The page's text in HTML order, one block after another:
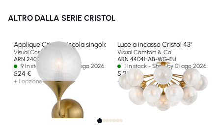
ALTRO DALLA SERIE CRISTOL
Applique Cristol piccola singola
Visual Comfort & Co
ARN 2404HAB-WG-EU
9 In stock - Ships by 01 ago 2026
524 €
+ 1 opzione
Luce a incasso Cristol 43"
Visual Comfort & Co
ARN 4404HAB-WG-EU
1 In stock - Ships by 01 ago 2026
5 209 €
+ 1 opzione